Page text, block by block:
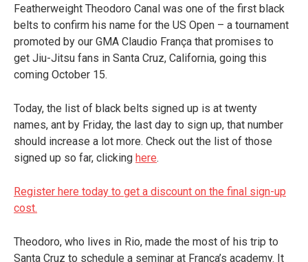
Featherweight Theodoro Canal was one of the first black
belts to confirm his name for the US Open – a tournament
promoted by our GMA Claudio França that promises to
get Jiu-Jitsu fans in Santa Cruz, California, going this
coming October 15.
Today, the list of black belts signed up is at twenty
names, ant by Friday, the last day to sign up, that number
should increase a lot more. Check out the list of those
signed up so far, clicking here.
Register here today to get a discount on the final sign-up
cost.
Theodoro, who lives in Rio, made the most of his trip to
Santa Cruz to schedule a seminar at França’s academy. It